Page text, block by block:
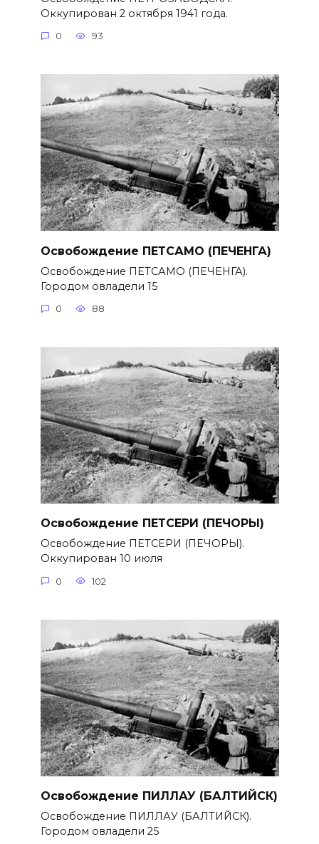
Оккупирован 2 октября 1941 года.
0 93
Освобождение ПЕТСАМО (ПЕЧЕНГА)
Освобождение ПЕТСАМО (ПЕЧЕНГА).
Городом овладели 15
0 88
Освобождение ПЕТСЕРИ (ПЕЧОРЫ)
Освобождение ПЕТСЕРИ (ПЕЧОРЫ).
Оккупирован 10 июля
0 102
Освобождение ПИЛЛАУ (БАЛТИЙСК)
Освобождение ПИЛЛАУ (БАЛТИЙСК).
Городом овладели 25